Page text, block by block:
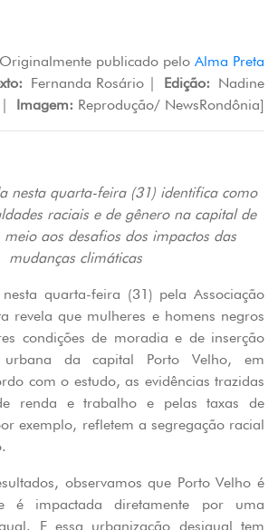
publicado pelo Alma Preta
Fernanda Rosário | Edição: Nadine
| Imagem: Reprodução/ NewsRondônia]
nesta quarta-feira (31) identifica como
raciais e de gênero na capital de
meio aos desafios dos impactos das
mudanças climáticas
quarta-feira (31) pela Associação
revela que mulheres e homens negros
condições de moradia e de inserção
da capital Porto Velho, em
com o estudo, as evidências trazidas
renda e trabalho e pelas taxas de
exemplo, refletem a segregação racial
observamos que Porto Velho é
é impactada diretamente por uma
E essa urbanização desigual tem